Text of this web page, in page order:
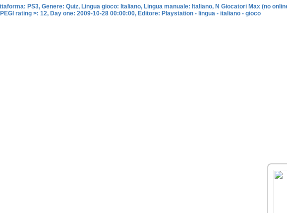
PS3, Genere: Quiz, Lingua gioco: Italiano, Lingua manuale: Italiano, N Giocatori Max (no
rating >: 12, Day one: 2009-10-28 00:00:00, Editore: Playstation - lingua - italiano - gioco